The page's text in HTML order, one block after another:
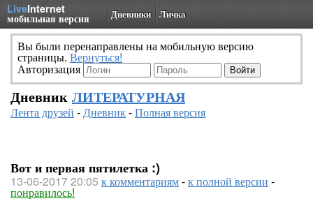
LiveInternet
мобильная версия Дневники Личка
Вы были перенаправлены на мобильную версию
страницы. Вернуться!
Авторизация
Дневник ЛИТЕРАТУРНАЯ
Лента друзей -Дневник-Полная версия
Вот и первая пятилетка :)
13-06-2017 20:05 к комментариям-к полной версии -
понравилось!